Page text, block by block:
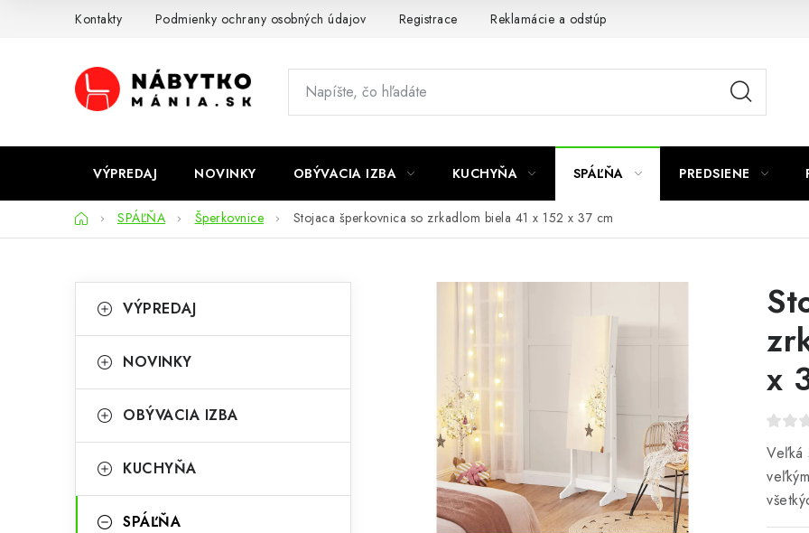
Kontakty Podmienky ochrany osobných údajov Registrace Reklamácie a odstúpenie od zmluvy
VÝPREDAJ NOVINKY OBÝVACIA IZBA KUCHYŇA SPÁĽŇA PREDSIENE
DomovSPÁĽŇA Šperkovnice Stojaca šperkovnica so zrkadlom biela 41 x 152 x 37 cm
o
n
ý
a
kategórie
a
e
ó
i
VÝPREDAJ
NOVINKY
OBÝVACIA IZBA
KUCHYŇA
SPÁĽŇA
x
Veľká